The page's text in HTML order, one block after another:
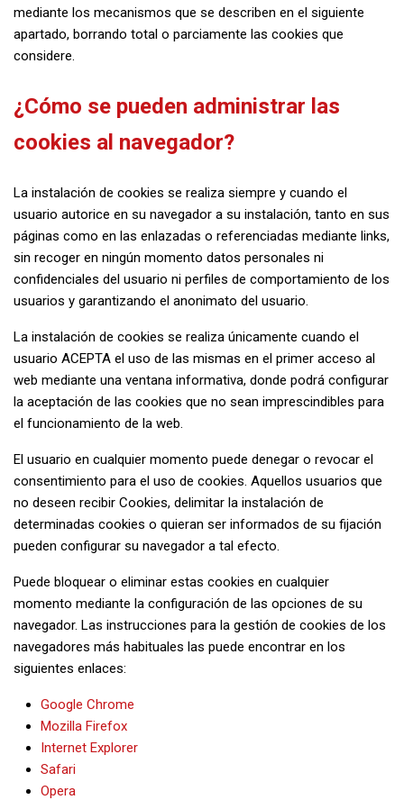
mediante los mecanismos que se describen en el siguiente
apartado, borrando total o parciamente las cookies que
considere.
¿Cómo se pueden administrar las
cookies al navegador?
La instalación de cookies se realiza siempre y cuando el
usuario autorice en su navegador a su instalación, tanto en sus
páginas como en las enlazadas o referenciadas mediante links,
sin recoger en ningún momento datos personales ni
confidenciales del usuario ni perfiles de comportamiento de los
usuarios y garantizando el anonimato del usuario.
La instalación de cookies se realiza únicamente cuando el
usuario ACEPTA el uso de las mismas en el primer acceso al
web mediante una ventana informativa, donde podrá configurar
la aceptación de las cookies que no sean imprescindibles para
el funcionamiento de la web.
El usuario en cualquier momento puede denegar o revocar el
consentimiento para el uso de cookies. Aquellos usuarios que
no deseen recibir Cookies, delimitar la instalación de
determinadas cookies o quieran ser informados de su fijación
pueden configurar su navegador a tal efecto.
Puede bloquear o eliminar estas cookies en cualquier
momento mediante la configuración de las opciones de su
navegador. Las instrucciones para la gestión de cookies de los
navegadores más habituales las puede encontrar en los
siguientes enlaces:
Google Chrome
Mozilla Firefox
Internet Explorer
Safari
Opera